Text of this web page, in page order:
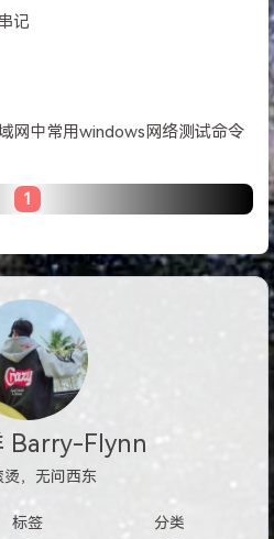
记
网中常用windows网络测试命令
1
Barry-Flynn
烫，无问西东
标签 分类